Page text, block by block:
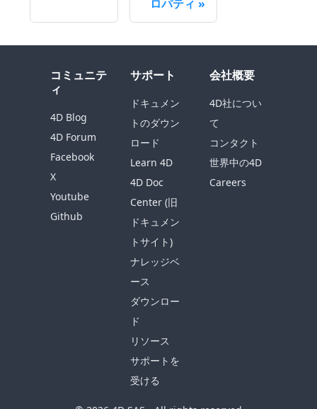
ロパティ
コミュニテ
ィ
4D Blog
4D Forum
Facebook
X
Youtube
Github
サポート
ドキュメン
トのダウン
ロード
Learn 4D
4D Doc
Center (旧
ドキュメン
トサイト)
ナレッジベ
ース
ダウンロー
ド
リソース
サポートを
受ける
会社概要
4D社につい
て
コンタクト
世界中の4D
Careers